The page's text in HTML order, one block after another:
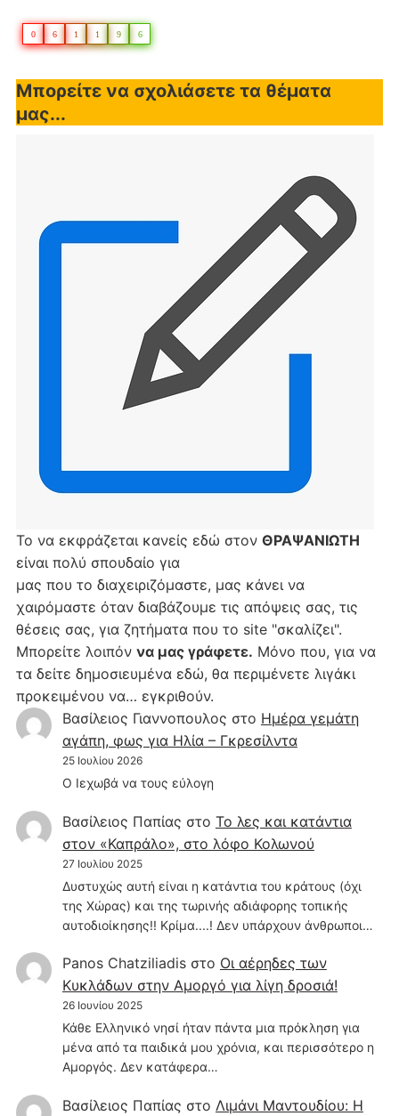
0 6 1 1 9 6
Μπορείτε να σχολιάσετε τα θέματα
μας...
Το να εκφράζεται κανείς εδώ στον ΘΡΑΨΑΝΙΩΤΗ
είναι πολύ σπουδαίο για
μας που το διαχειριζόμαστε, μας κάνει να
χαιρόμαστε όταν διαβάζουμε τις απόψεις σας, τις
θέσεις σας, για ζητήματα που το site "σκαλίζει".
Μπορείτε λοιπόν να μας γράφετε. Μόνο που, για να
τα δείτε δημοσιευμένα εδώ, θα περιμένετε λιγάκι
προκειμένου να… εγκριθούν.
Βασίλειος Γιαννοπουλος στο Hμέρα γεμάτη
αγάπη, φως για Ηλία – Γκρεσίλντα
25 Ιουλίου 2026
Ο Ιεχωβά να τους εύλογη
Βασίλειος Παπίας στο Το λες και κατάντια
στον «Καπράλο», στο λόφο Κολωνού
27 Ιουλίου 2025
Δυστυχώς αυτή είναι η κατάντια του κράτους (όχι
της Χώρας) και της τωρινής αδιάφορης τοπικής
αυτοδιοίκησης!! Κρίμα....! Δεν υπάρχουν άνθρωποι…
Panos Chatziliadisστο Οι αέρηδες των
Κυκλάδων στην Αμοργό για λίγη δροσιά!
26 Ιουνίου 2025
Κάθε Ελληνικό νησί ήταν πάντα μια πρόκληση για
μένα από τα παιδικά μου χρόνια, και περισσότερο η
Αμοργός. Δεν κατάφερα…
Βασίλειος Παπίας στο Λιμάνι Μαντουδίου: Η